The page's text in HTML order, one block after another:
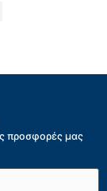
προσφορές μας